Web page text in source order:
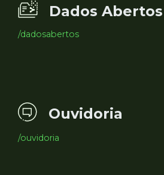
Dados Abertos
/dadosabertos
Ouvidoria
/ouvidoria